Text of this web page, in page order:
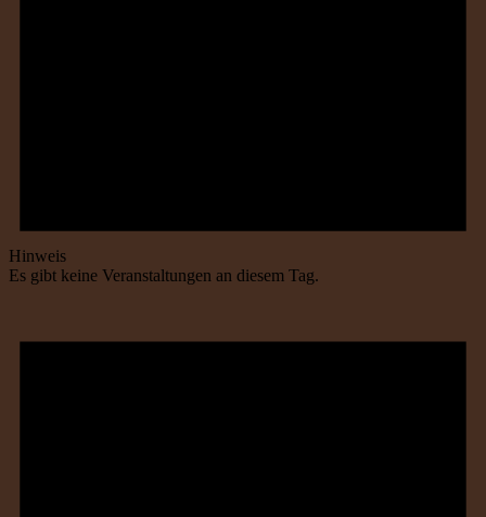
Hinweis
Es gibt keine Veranstaltungen an diesem Tag.